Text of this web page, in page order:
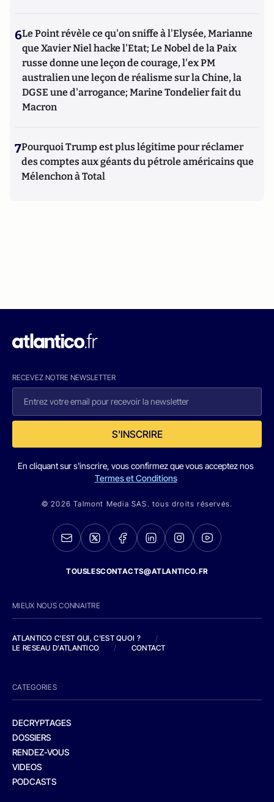
6Le Point révèle ce qu'on sniffe à l'Elysée, Marianne
que Xavier Niel hacke l'Etat; Le Nobel de la Paix
russe donne une leçon de courage, l'ex PM
australien une leçon de réalisme sur la Chine, la
DGSE une d'arrogance; Marine Tondelier fait du
Macron
7Pourquoi Trump est plus légitime pour réclamer
des comptes aux géants du pétrole américains que
Mélenchon à Total
RECEVEZ NOTRE NEWSLETTER
S'INSCRIRE
En cliquant sur s'inscrire, vous confirmez que vous acceptez nos
Termes et Conditions
© 2026 Talmont Media SAS. tous droits réservés.
TOUSLESCONTACTS@ATLANTICO.FR
MIEUX NOUS CONNAITRE
ATLANTICO C'EST QUI, C'EST QUOI ?
/
LE RESEAU D'ATLANTICO
/ CONTACT
CATEGORIES
DECRYPTAGES
DOSSIERS
RENDEZ-VOUS
VIDEOS
PODCASTS